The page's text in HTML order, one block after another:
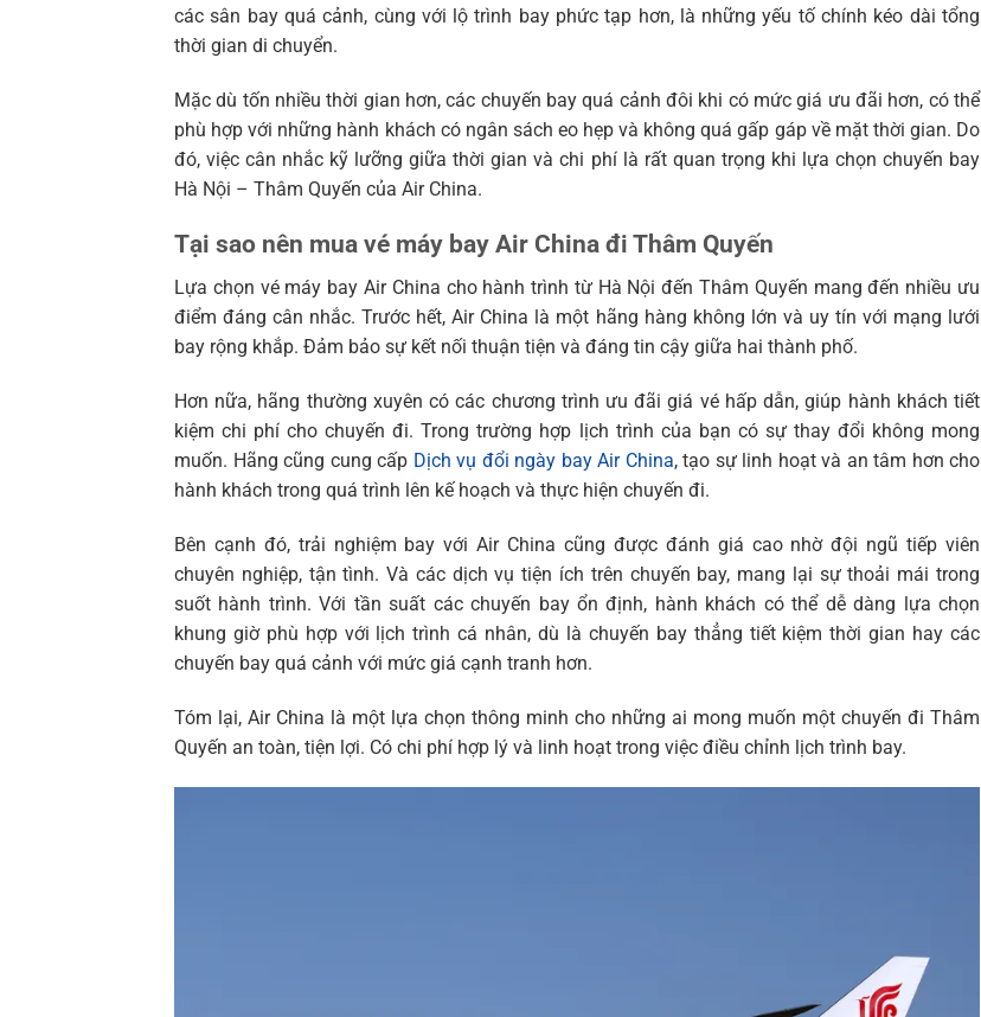
các sân bay quá cảnh, cùng với lộ trình bay phức tạp hơn, là những yếu tố chính kéo dài tổng
thời gian di chuyển.
Mặc dù tốn nhiều thời gian hơn, các chuyến bay quá cảnh đôi khi có mức giá ưu đãi hơn, có thể
phù hợp với những hành khách có ngân sách eo hẹp và không quá gấp gáp về mặt thời gian. Do
đó, việc cân nhắc kỹ lưỡng giữa thời gian và chi phí là rất quan trọng khi lựa chọn chuyến bay
Hà Nội – Thâm Quyến của Air China.
Tại sao nên mua vé máy bay Air China đi Thâm Quyến
Lựa chọn vé máy bay Air China cho hành trình từ Hà Nội đến Thâm Quyến mang đến nhiều ưu
điểm đáng cân nhắc. Trước hết, Air China là một hãng hàng không lớn và uy tín với mạng lưới
bay rộng khắp. Đảm bảo sự kết nối thuận tiện và đáng tin cậy giữa hai thành phố.
Hơn nữa, hãng thường xuyên có các chương trình ưu đãi giá vé hấp dẫn, giúp hành khách tiết
kiệm chi phí cho chuyến đi. Trong trường hợp lịch trình của bạn có sự thay đổi không mong
muốn. Hãng cũng cung cấp Dịch vụ đổi ngày bay Air China, tạo sự linh hoạt và an tâm hơn cho
hành khách trong quá trình lên kế hoạch và thực hiện chuyến đi.
Bên cạnh đó, trải nghiệm bay với Air China cũng được đánh giá cao nhờ đội ngũ tiếp viên
chuyên nghiệp, tận tình. Và các dịch vụ tiện ích trên chuyến bay, mang lại sự thoải mái trong
suốt hành trình. Với tần suất các chuyến bay ổn định, hành khách có thể dễ dàng lựa chọn
khung giờ phù hợp với lịch trình cá nhân, dù là chuyến bay thẳng tiết kiệm thời gian hay các
chuyến bay quá cảnh với mức giá cạnh tranh hơn.
Tóm lại, Air China là một lựa chọn thông minh cho những ai mong muốn một chuyến đi Thâm
Quyến an toàn, tiện lợi. Có chi phí hợp lý và linh hoạt trong việc điều chỉnh lịch trình bay.